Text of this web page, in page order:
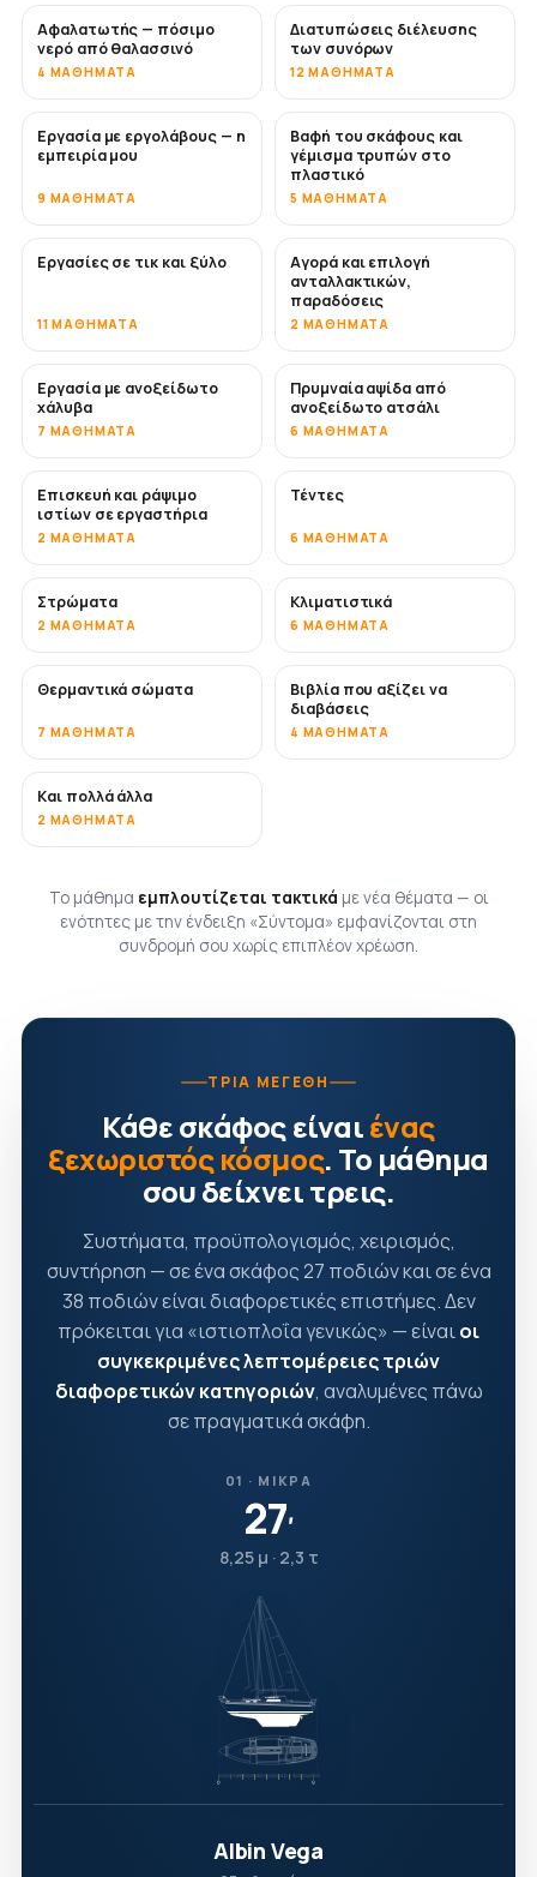
ΣΎΝΤΟΜΑ
Αφαλατωτής — πόσιμο
νερό από θαλασσινό
4 ΜΑΘΉΜΑΤΑ
Διατυπώσεις διέλευσης
των συνόρων
12 ΜΑΘΉΜΑΤΑ
ΣΎΝΤΟΜΑ
Εργασία με εργολάβους — η
εμπειρία μου
9 ΜΑΘΉΜΑΤΑ
ΣΎΝΤΟΜΑ
Βαφή του σκάφους και
γέμισμα τρυπών στο
πλαστικό
5 ΜΑΘΉΜΑΤΑ
Εργασίες σε τικ και ξύλο
11 ΜΑΘΉΜΑΤΑ
ΣΎΝΤΟΜΑ
Αγορά και επιλογή
ανταλλακτικών,
παραδόσεις
2 ΜΑΘΉΜΑΤΑ
ΣΎΝΤΟΜΑ
Εργασία με ανοξείδωτο
χάλυβα
7 ΜΑΘΉΜΑΤΑ
Πρυμναία αψίδα από
ανοξείδωτο ατσάλι
6 ΜΑΘΉΜΑΤΑ
ΣΎΝΤΟΜΑ
Επισκευή και ράψιμο
ιστίων σε εργαστήρια
2 ΜΑΘΉΜΑΤΑ
Τέντες
6 ΜΑΘΉΜΑΤΑ
Στρώματα
2 ΜΑΘΉΜΑΤΑ
ΣΎΝΤΟΜΑ
Κλιματιστικά
6 ΜΑΘΉΜΑΤΑ
ΣΎΝΤΟΜΑ
Θερμαντικά σώματα
7 ΜΑΘΉΜΑΤΑ
ΣΎΝΤΟΜΑ
Βιβλία που αξίζει να
διαβάσεις
4 ΜΑΘΉΜΑΤΑ
ΣΎΝΤΟΜΑ
Και πολλά άλλα
2 ΜΑΘΉΜΑΤΑ
Το μάθημα εμπλουτίζεται τακτικά με νέα θέματα — οι
ενότητες με την ένδειξη «Σύντομα» εμφανίζονται στη
συνδρομή σου χωρίς επιπλέον χρέωση.
ΤΡΊΑ ΜΕΓΈΘΗ
Κάθε σκάφος είναιένας
ξεχωριστός κόσμος. Το μάθημα
σου δείχνει τρεις.
Συστήματα, προϋπολογισμός, χειρισμός,
συντήρηση — σε ένα σκάφος 27 ποδιών και σε ένα
38 ποδιών είναι διαφορετικές επιστήμες. Δεν
πρόκειται για «ιστιοπλοΐα γενικώς» — είναιοι
συγκεκριμένες λεπτομέρειες τριών
διαφορετικών κατηγοριών, αναλυμένες πάνω
σε πραγματικά σκάφη.
01 · ΜΙΚΡΆ
27′
8,25 μ · 2,3 τ
Albin Vega